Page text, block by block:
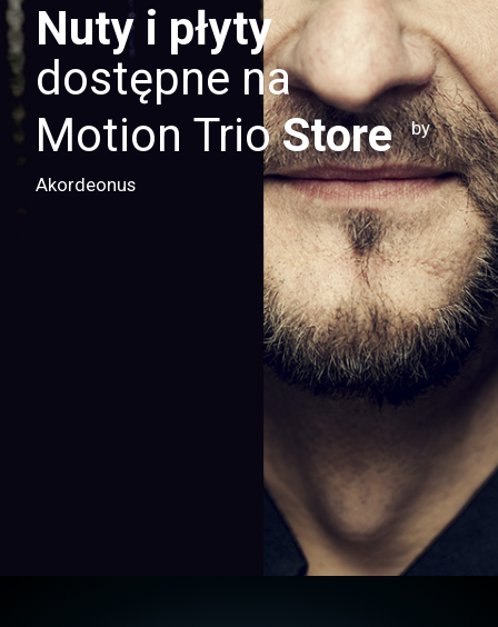
Nuty i płyty
dostępne na
Motion TrioStore by
Akordeonus